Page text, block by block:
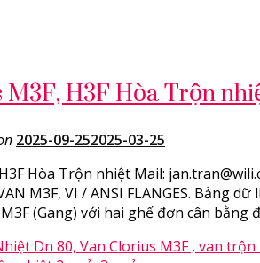
H3F Hòa Trộn
2025-09-252025-03-25
Hòa Trộn nhiệt Mail:
M3F, VI / ANSI FLANGES. Bảng
(Gang) với hai ghế đơn cân bằng